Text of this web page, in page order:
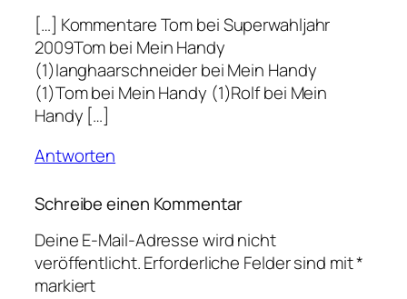
[…] Kommentare Tom bei Superwahljahr
2009Tom bei Mein Handy
(1)langhaarschneider bei Mein Handy
(1)Tom bei Mein Handy (1)Rolf bei Mein
Handy […]
Antworten
Schreibe einen Kommentar
Deine E-Mail-Adresse wird nicht
veröffentlicht.Erforderliche Felder sind mit*
markiert